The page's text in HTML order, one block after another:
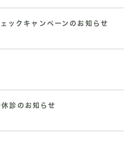
ックキャンペーンのお知らせ
診のお知らせ